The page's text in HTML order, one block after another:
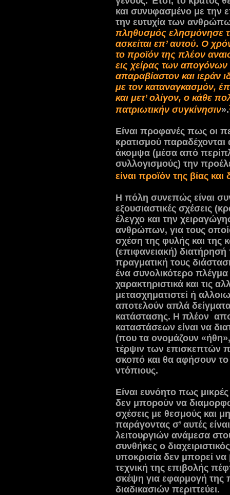
και συνυφασμένο με την
την ευτυχία των
πληθυσμός ελησμόνησε
ασκείται επ’ αυτού. Ο
το προϊόν της πλέον
εις χείρας των απογόνων
απαραβίαστον και ιεράν
με τον καταναγκασμόν,
και μετ’ ολίγον, ο κάθε
πατριωτικήν συγκίνησιν».
Είναι προφανές πως οι
κρατισμού παραδέχονται
άκομψα (μέσα από
συλλογισμούς) την
είναι προϊόν της βίας και
Η πόλη συνεπώς είναι
εξουσιαστικές σχέσεις
έλεγχο και την
ανθρώπων, για τους
σχέση της φυλής και της
(επιφανειακή) διατήρησή
πραγματική τους
ένα συνολικότερο πλέγμα
χαρακτηριστικά και τις
μετασχηματιστεί ή
αποτελούν απλά
κατάστασης. Η πλέον
καταστάσεων είναι να
(που τα ονομάζουν
τέρψιν των επισκεπτών
σκοπό και θα αφήσουν
ντόπιους.
Είναι ευνόητο πως
δεν μπορούν να
σχέσεις με θεσμούς και
παράγοντας σ’ αυτές
λειτουργιών ανάμεσα
συνθήκες ο
υποκρισία δεν μπορεί να
τεχνική της επιβολής
σκέψη για εφαρμογή της
διαδικασιών περιττεύει.